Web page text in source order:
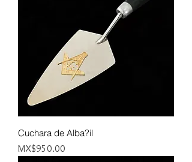
Cuchara de Alba?il
Price
MX$950.00